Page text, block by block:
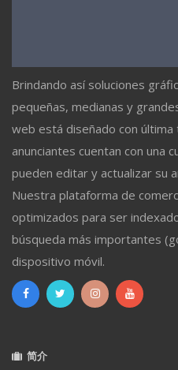
Brindando así soluciones
pequeñas, medianas y
web está diseñado con
anunciantes cuentan con una
pueden editar y actualizar su
Nuestra plataforma de
optimizados para ser
búsqueda más importantes
dispositivo móvil.
简介